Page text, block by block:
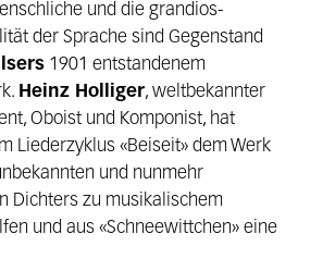
und die grandios-
der Sprache sind Gegenstand
1901 entstandenem
Heinz Holliger, weltbekannter
Oboist und Komponist, hat
Liederzyklus «Beiseit» dem Werk
und nunmehr
Dichters zu musikalischem
und aus «Schneewittchen» eine